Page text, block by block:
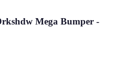
Mega Bumper -